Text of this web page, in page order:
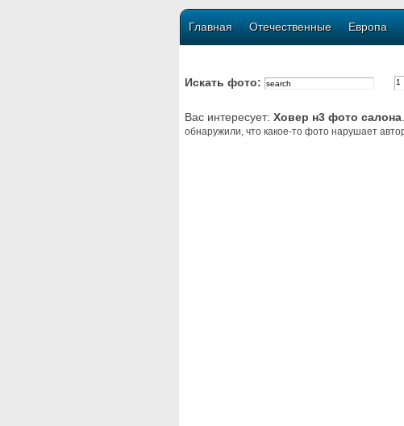
Главная Отечественные Европа
Искать фото:
Вас интересует: Ховер н3 фото салона
обнаружили, что какое-то фото нарушает